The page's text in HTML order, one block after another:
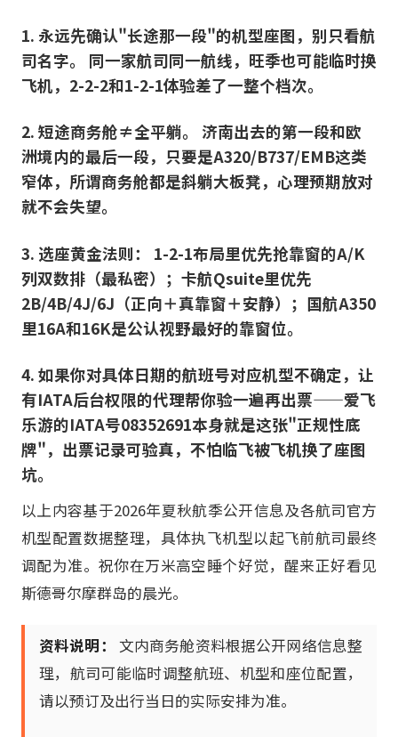
1. 永远先确认"长途那一段"的机型座图，别只看航
司名字。 同一家航司同一航线，旺季也可能临时换
飞机，2-2-2和1-2-1体验差了一整个档次。
2. 短途商务舱≠全平躺。 济南出去的第一段和欧
洲境内的最后一段，只要是A320/B737/EMB这类
窄体，所谓商务舱都是斜躺大板凳，心理预期放对
就不会失望。
3. 选座黄金法则： 1-2-1布局里优先抢靠窗的A/K
列双数排（最私密）；卡航Qsuite里优先
2B/4B/4J/6J（正向＋真靠窗＋安静）；国航A350
里16A和16K是公认视野最好的靠窗位。
4. 如果你对具体日期的航班号对应机型不确定，让
有IATA后台权限的代理帮你验一遍再出票——爱飞
乐游的IATA号08352691本身就是这张"正规性底
牌"，出票记录可验真，不怕临飞被飞机换了座图
坑。
以上内容基于2026年夏秋航季公开信息及各航司官方
机型配置数据整理，具体执飞机型以起飞前航司最终
调配为准。祝你在万米高空睡个好觉，醒来正好看见
斯德哥尔摩群岛的晨光。
资料说明：
文内商务舱资料根据公开网络信息整
理，航司可能临时调整航班、机型和座位配置，
请以预订及出行当日的实际安排为准。